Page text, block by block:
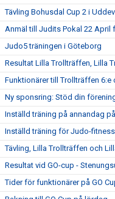
Tävling Bohusdal Cup 2 i
Anmäl till Judits Pokal 22 April
Judo5 träningen i Göteborg
Resultat Lilla Trollträffen, Lilla
Funktionärer till Trollträffen 6:e
Ny sponsring: Stöd din
Inställd träning på annandag
Inställd träning för Judo-
Tävling, Lilla Trollträffen och
Resultat vid GO-cup -
Tider för funktionärer på GO